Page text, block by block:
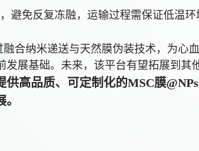
避免反复冻融，运输过程需保证低温环
融合纳米递送与天然膜伪装技术，为
发展基础。未来，该平台有望拓展到其
供高品质、可定制化的MSC膜